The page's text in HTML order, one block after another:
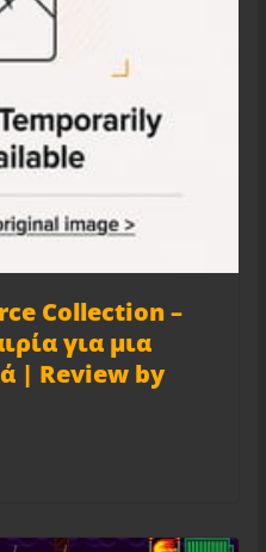
Collection –
για μια
| Review by